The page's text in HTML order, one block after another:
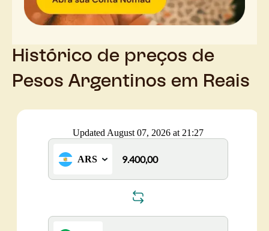
Histórico de preços de
Pesos Argentinos em Reais